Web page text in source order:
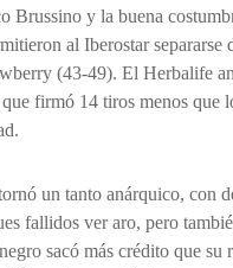
Brussino y la buena
al Iberostar separarse
(43-49). El Herbalife
firmó 14 tiros menos que
un tanto anárquico, con
fallidos ver aro, pero
sacó más crédito que